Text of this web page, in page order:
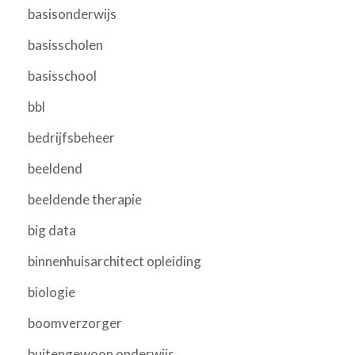
basisonderwijs
basisscholen
basisschool
bbl
bedrijfsbeheer
beeldend
beeldende therapie
big data
binnenhuisarchitect opleiding
biologie
boomverzorger